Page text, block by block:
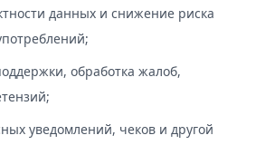
данных и снижение риска
обработка жалоб,
уведомлений, чеков и другой